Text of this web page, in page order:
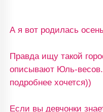
А я вот родилась
Правда ищу такой
описывают Юль-весов.
подробнее хочется))
Если вы девчонки